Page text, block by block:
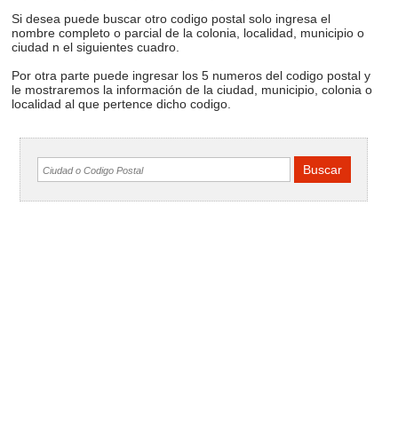
Si desea puede buscar otro codigo postal solo ingresa el
nombre completo o parcial de la colonia, localidad, municipio o
ciudad n el siguientes cuadro.
Por otra parte puede ingresar los 5 numeros del codigo postal y
le mostraremos la información de la ciudad, municipio, colonia o
localidad al que pertence dicho codigo.